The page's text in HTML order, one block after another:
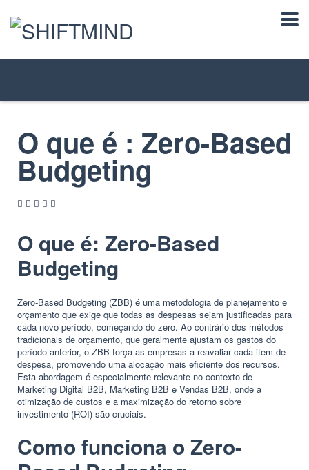
O que é : Zero-Based
Budgeting
O que é: Zero-Based
Budgeting
Zero-Based Budgeting (ZBB) é uma metodologia de planejamento e
orçamento que exige que todas as despesas sejam justificadas para
cada novo período, começando do zero. Ao contrário dos métodos
tradicionais de orçamento, que geralmente ajustam os gastos do
período anterior, o ZBB força as empresas a reavaliar cada item de
despesa, promovendo uma alocação mais eficiente dos recursos.
Esta abordagem é especialmente relevante no contexto de
Marketing Digital B2B, Marketing B2B e Vendas B2B, onde a
otimização de custos e a maximização do retorno sobre
investimento (ROI) são cruciais.
Como funciona o Zero-